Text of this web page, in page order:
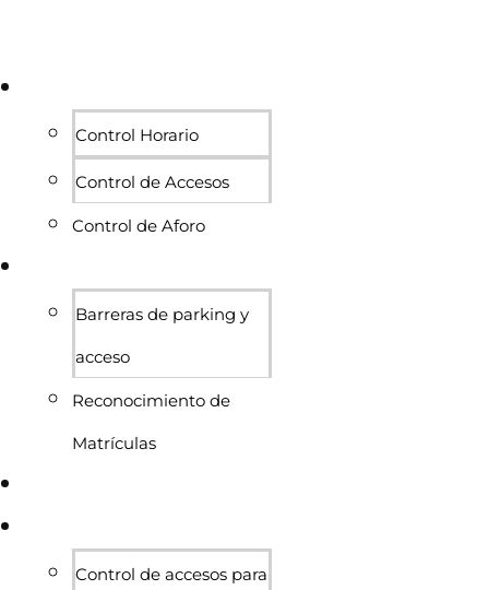
Control Horario
Control de Accesos
Control de Aforo
Barreras de parking y
acceso
Reconocimiento de
Matrículas
Control de accesos para